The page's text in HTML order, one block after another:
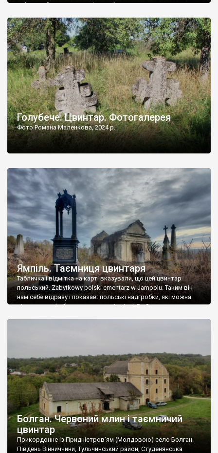
найкращий регулятор шкідливої, для старих кладовищ,
бруньками, кози ті бруньки обгризають, бо то улюблений
делікатес. На цвинтарі у Голубечому ціла колекція
різноманітних форм хрестів. Село відносно невелике, […]
Голубече. Цвинтар. Фотогалерея
Фото Романа Маленкова, 2024 р.
Ямпіль. Таємниця цвинтаря
Табличка і відмітка на карті вказували, що цей цвинтар
польський. Zabytkowy polski cmentarz w Jampolu. Таким він
нам себе відразу і показав: польські надгробки, які можна
віднести до фабричних, польські епітафії… Загалом цвинтар
Болган. Червоний млин і таємничий
цвинтар
Прикордонне із Придністров’ям (Молдовою) село Болган.
Південь Вінниччини, Тульчинський район, Студенянська